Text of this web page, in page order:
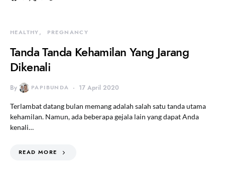
HEALTHY PREGNANCY
Tanda Tanda Kehamilan Yang Jarang
Dikenali
By PAPIBUNDA 17 April 2020
Terlambat datang bulan memang adalah salah satu tanda utama
kehamilan. Namun, ada beberapa gejala lain yang dapat Anda
kenali…
READ MORE